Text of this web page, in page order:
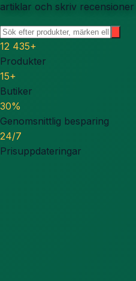
artiklar och skriv
12 435+
Produkter
15+
Butiker
30%
Genomsnittlig besparing
24/7
Prisuppdateringar